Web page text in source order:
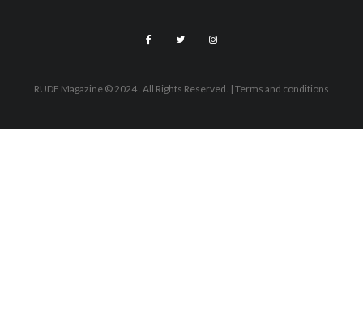
RUDE Magazine © 2024 . All Rights Reserved. | Terms and conditions